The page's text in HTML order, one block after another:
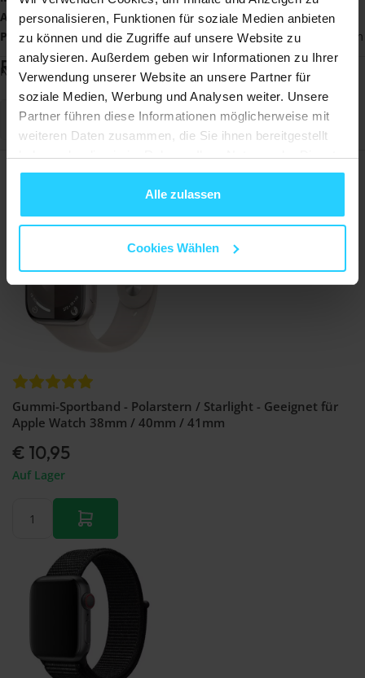
personalisieren, Funktionen für soziale Medien anbieten
zu können und die Zugriffe auf unsere Website zu
analysieren. Außerdem geben wir Informationen zu Ihrer
Verwendung unserer Website an unsere Partner für
soziale Medien, Werbung und Analysen weiter. Unsere
Partner führen diese Informationen möglicherweise mit
weiteren Daten zusammen, die Sie ihnen bereitgestellt
haben oder die sie im Rahmen Ihrer Nutzung der Dienste
gesammelt haben.
Alle zulassen
Cookies Wählen
Armbandgröße: 145 mm - 200 mm
Passend für: Huawei Watch GT 4 & GT 5 - 41mm / GT 5 Pro - 42mm
Rezensionen
Noch keine Bewertungen
Schreiben Sie eine Bewertung
Am häufigsten angesehene Artikel
Gummi-Sportband - Polarstern / Starlight - Geeignet für
Apple Watch 38mm / 40mm / 41mm
€ 10,95
Auf Lager